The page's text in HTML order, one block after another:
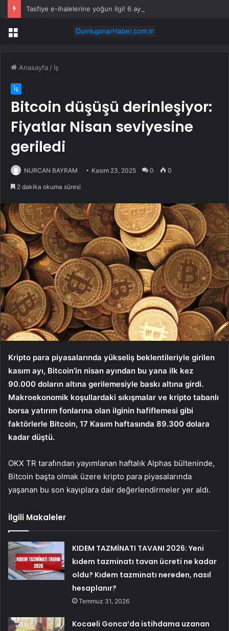
Menü
Anasayfa / İş
İş
Bitcoin düşüşü derinleşiyor:
Fiyatlar Nisan seviyesine
geriledi
NURCAN BAYRAM Kasım 23, 2025 0 0
2 dakika okuma süresi
Kripto para piyasalarında yükseliş beklentileriyle girilen
kasım ayı, Bitcoin’in nisan ayından bu yana ilk kez
90.000 doların altına gerilemesiyle baskı altına girdi.
Makroekonomik koşullardaki sıkışmalar ve kripto tabanlı
borsa yatırım fonlarına olan ilginin hafiflemesi gibi
faktörlerle Bitcoin, 17 Kasım haftasında 89.300 dolara
kadar düştü.
OKX TR tarafından yayımlanan haftalık Alphas bülteninde,
Bitcoin başta olmak üzere kripto para piyasalarında
yaşanan bu son kayıplara dair değerlendirmeler yer aldı.
İlgili Makaleler
KIDEM TAZMİNATI TAVANI 2026: Yeni
kıdem tazminatı tavan ücreti ne kadar
oldu? Kıdem tazminatı nereden, nasıl
hesaplanır?
Temmuz 31, 2026
Kocaeli Gonca’da istihdama uzanan